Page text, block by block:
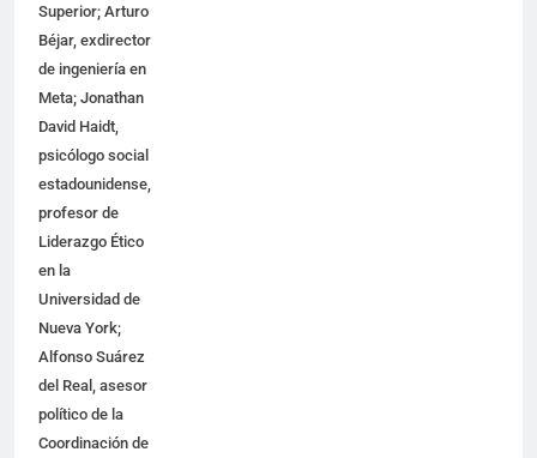
Superior; Arturo
Béjar, exdirector
de ingeniería en
Meta; Jonathan
David Haidt,
psicólogo social
estadounidense,
profesor de
Liderazgo Ético
en la
Universidad de
Nueva York;
Alfonso Suárez
del Real, asesor
político de la
Coordinación de